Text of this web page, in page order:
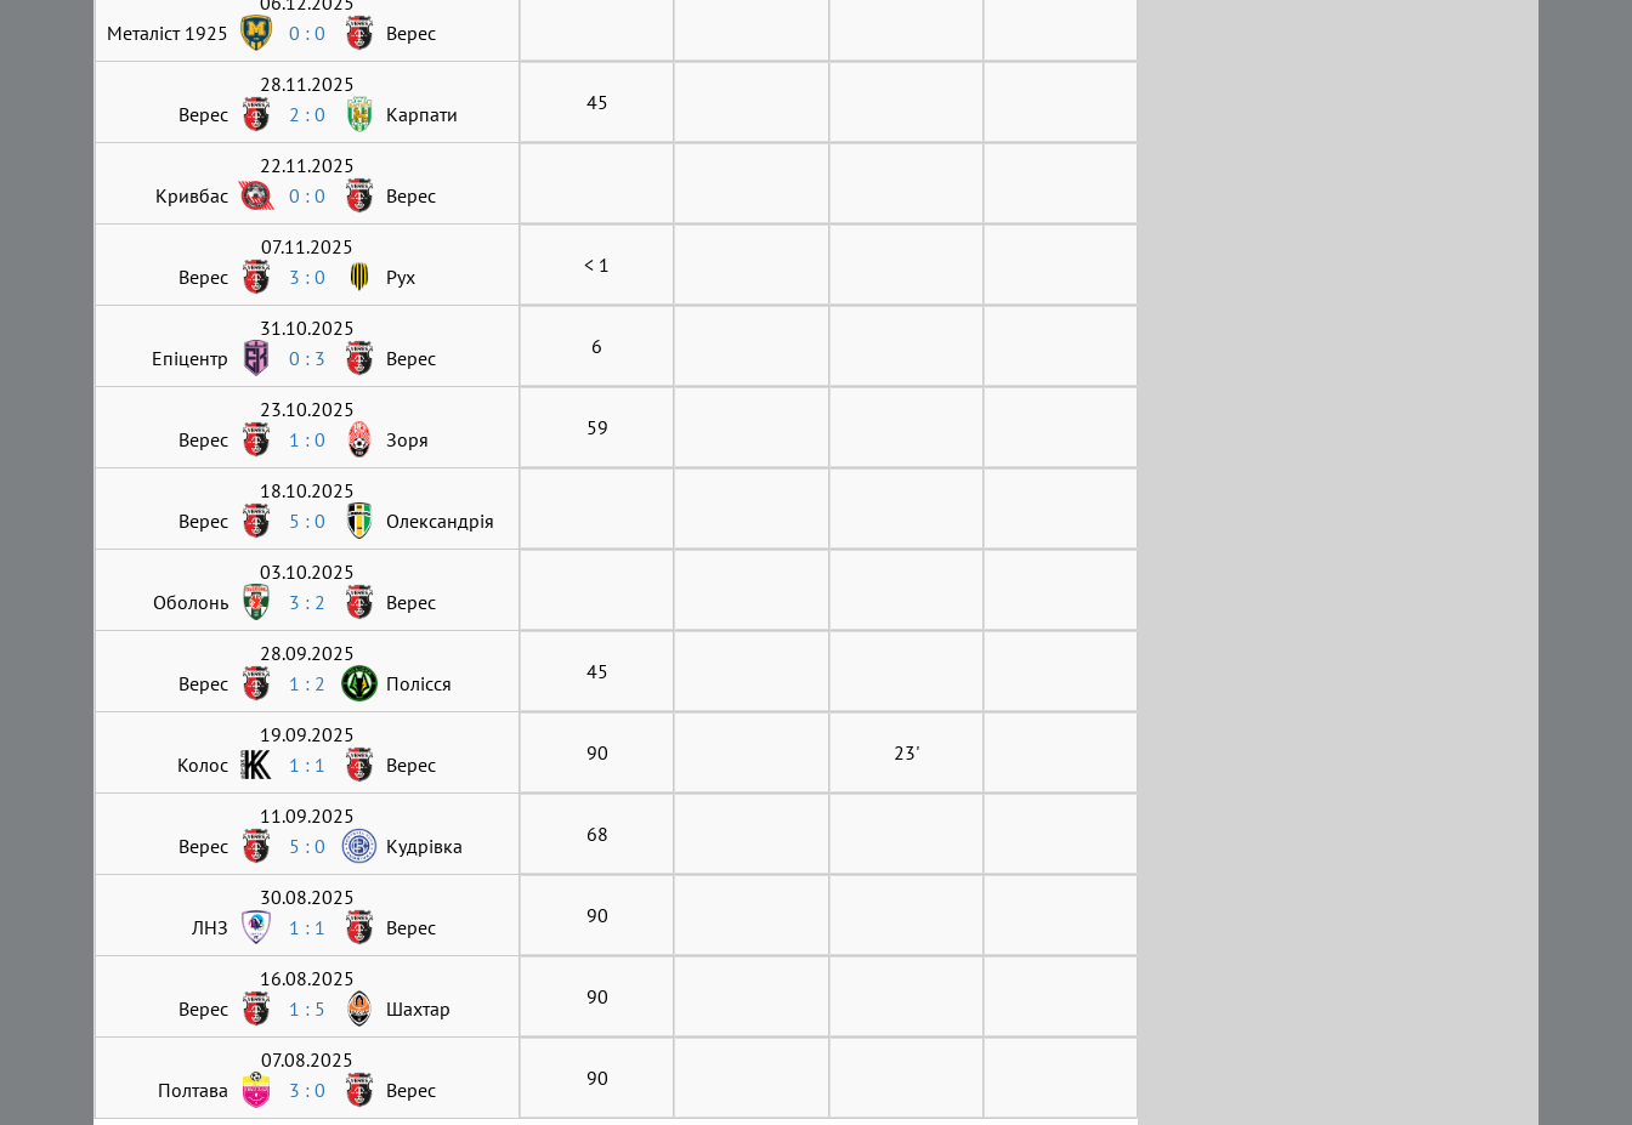
Металіст 1925
0 : 0 Верес
28.11.2025
Верес
2 : 0 Карпати 45
22.11.2025
Кривбас
0 : 0 Верес
07.11.2025
Верес
3 : 0 Рух < 1
31.10.2025
Епіцентр
0 : 3 Верес 6
23.10.2025
Верес
1 : 0 Зоря 59
18.10.2025
Верес
5 : 0 Олександрія
03.10.2025
Оболонь
3 : 2 Верес
28.09.2025
Верес
1 : 2 Полісся 45
19.09.2025
Колос
1 : 1 Верес 90 23'
11.09.2025
Верес
5 : 0 Кудрівка 68
30.08.2025
ЛНЗ
1 : 1 Верес 90
16.08.2025
Верес
1 : 5 Шахтар 90
07.08.2025
Полтава
3 : 0 Верес 90